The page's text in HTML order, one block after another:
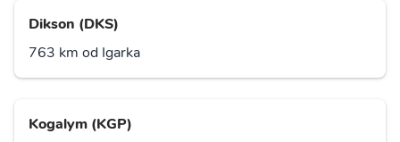
Dikson (DKS)
763 km od Igarka
Kogalym (KGP)